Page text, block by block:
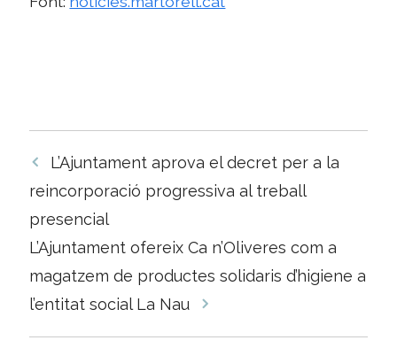
Navegació
per
entrades
L’Ajuntament aprova el decret per a la
reincorporació progressiva al treball
presencial
L’Ajuntament ofereix Ca n’Oliveres com a
magatzem de productes solidaris d’higiene a
l’entitat social La Nau